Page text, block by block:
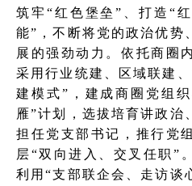
筑牢“红色堡垒”、打造“
能”，不断将党的政治优势
展的强劲动力。依托商圈
采用行业统建、区域联建
建模式”，建成商圈党组
雁”计划，选拔培育讲政治
担任党支部书记，推行党
层“双向进入、交叉任职”
利用“支部联企会、走访谈